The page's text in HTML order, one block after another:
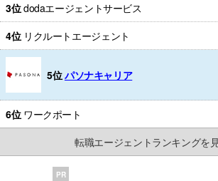
3位dodaエージェントサービス
4位 リクルートエージェント
5位パソナキャリア
6位 ワークポート
転職エージェントランキングを
PR